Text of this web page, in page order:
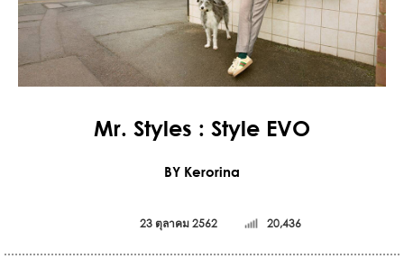
Mr. Styles : Style EVO
BY Kerorina
23 ตุลาคม 2562 20,436